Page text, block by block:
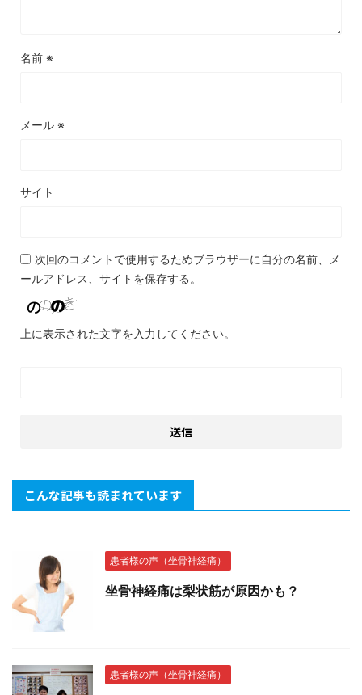
名前 ※
メール ※
サイト
次回のコメントで使用するためブラウザーに自分の名前、メ
ールアドレス、サイトを保存する。
上に表示された文字を入力してください。
こんな記事も読まれています
患者様の声（坐骨神経痛）
坐骨神経痛は梨状筋が原因かも？
患者様の声（坐骨神経痛）